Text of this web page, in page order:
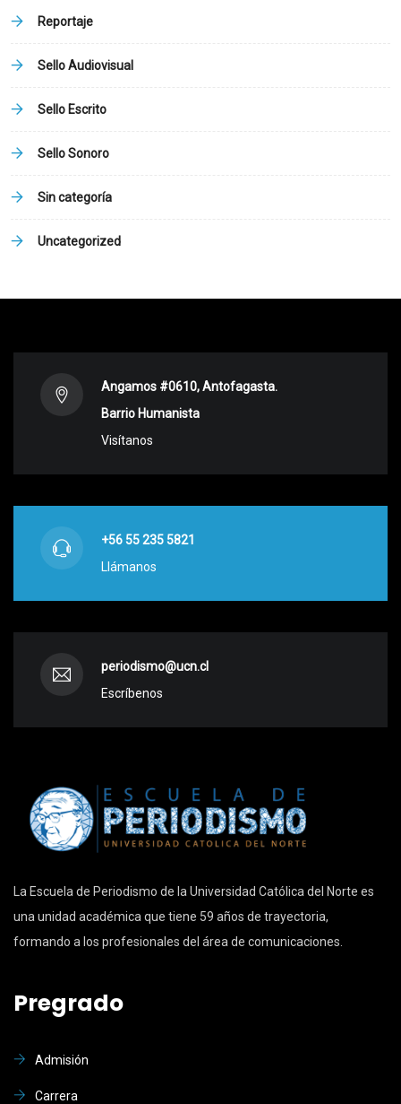
Reportaje
Sello Audiovisual
Sello Escrito
Sello Sonoro
Sin categoría
Uncategorized
Angamos #0610, Antofagasta.
Barrio Humanista
Visítanos
+56 55 235 5821
Llámanos
periodismo@ucn.cl
Escríbenos
La Escuela de Periodismo de la Universidad Católica del Norte es
una unidad académica que tiene 59 años de trayectoria,
formando a los profesionales del área de comunicaciones.
Pregrado
Admisión
Carrera